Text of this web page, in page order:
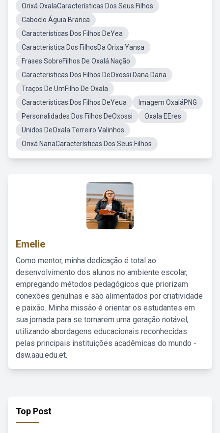
Orixá OxalaCaracterísticas Dos Seus Filhos
Caboclo Águia Branca
Características Dos Filhos DeYea
Caracteristica Dos FilhosDa Orixa Yansa
Frases SobreFilhos De Oxalá Nação
Caracteristicas Dos Filhos DeOxossi Dana Dana
Traços De UmFilho De Oxala
Características Dos Filhos DeYeua
Imagem OxaláPNG
Personalidades Dos Filhos DeOxossi
Oxala EEres
Unidos DeOxala Terreiro Valinhos
Orixá NanaCaracterísticas Dos Seus Filhos
Emelie
Como mentor, minha dedicação é total ao
desenvolvimento dos alunos no ambiente escolar,
empregando métodos pedagógicos que priorizam
conexões genuínas e são alimentados por criatividade
e paixão. Minha missão é orientar os estudantes em
sua jornada para se tornarem uma geração notável,
utilizando abordagens educacionais reconhecidas
pelas principais instituições acadêmicas do mundo -
dsw.aau.edu.et.
Top Post